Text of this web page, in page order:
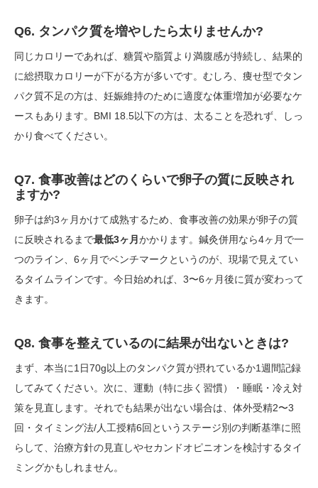
Q6. タンパク質を増やしたら太りませんか?
同じカロリーであれば、糖質や脂質より満腹感が持続し、結果的
に総摂取カロリーが下がる方が多いです。むしろ、痩せ型でタン
パク質不足の方は、妊娠維持のために適度な体重増加が必要なケ
ースもあります。BMI 18.5以下の方は、太ることを恐れず、しっ
かり食べてください。
Q7. 食事改善はどのくらいで卵子の質に反映され
ますか?
卵子は約3ヶ月かけて成熟するため、食事改善の効果が卵子の質
に反映されるまで最低3ヶ月 かかります。鍼灸併用なら4ヶ月で一
つのライン、6ヶ月でベンチマークというのが、現場で見えてい
るタイムラインです。今日始めれば、3〜6ヶ月後に質が変わって
きます。
Q8. 食事を整えているのに結果が出ないときは?
まず、本当に1日70g以上のタンパク質が摂れているか1週間記録
してみてください。次に、運動（特に歩く習慣）・睡眠・冷え対
策を見直します。それでも結果が出ない場合は、体外受精2〜3
回・タイミング法/人工授精6回というステージ別の判断基準に照
らして、治療方針の見直しやセカンドオピニオンを検討するタイ
ミングかもしれません。